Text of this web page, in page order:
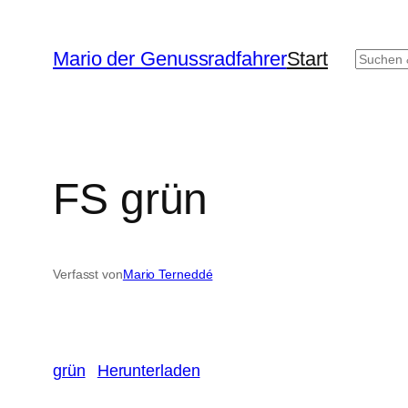
Inhalt
springen
Mario der GenussradfahrerStart
FS grün
Verfasst vonMario Terneddé
grün Herunterladen